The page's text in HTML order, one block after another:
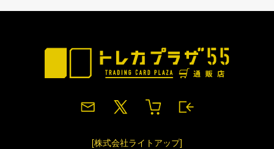
[株式会社ライトアップ]